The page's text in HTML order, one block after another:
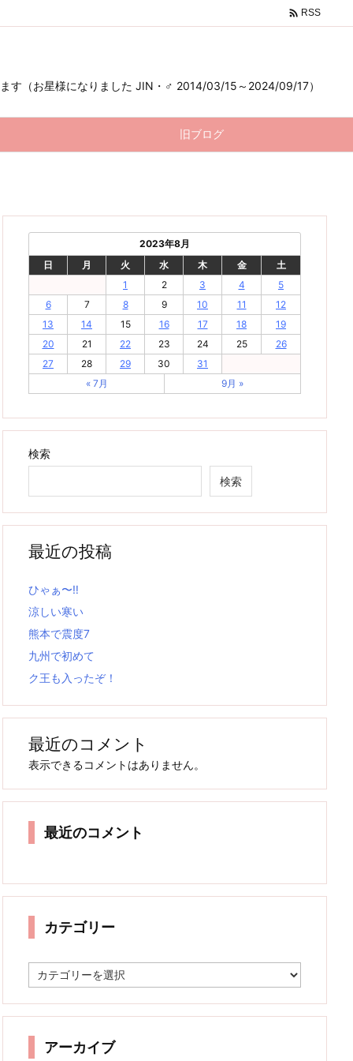
す（お星様になりました JIN・♂ 2014/03/15～2024/09/17）
旧ブログ
 RSS
2023年8月
日
月 火 水 木 金
土
1
2 3 4
5
6
7 8 9 10 11
12
13
14 15 16 17 18
19
20
21 22 23 24 25
26
27
28 29 30
31
« 7月
9月 »
検索
検索
最近の投稿
ひゃぁ〜‼
涼しい寒い
熊本で震度7
九州で初めて
ク王も入ったぞ！
最近のコメント
表示できるコメントはありません。
最近のコメント
カテゴリー
テ
リ
アーカイブ